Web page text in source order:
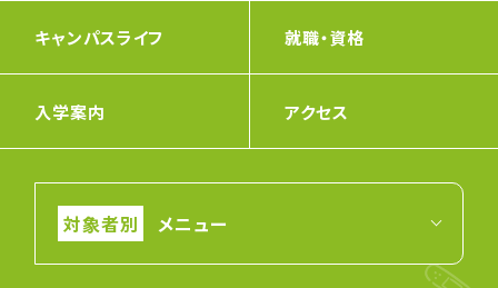
キャンパスライフ 就職・資格
入学案内 アクセス
メニュー